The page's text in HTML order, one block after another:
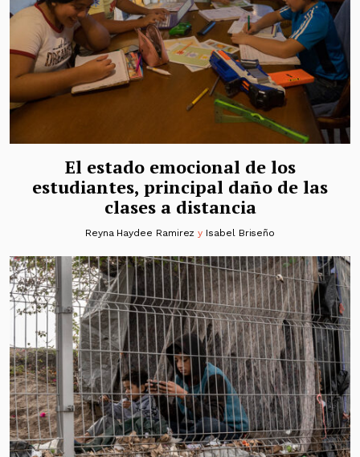
El estado emocional de los
estudiantes, principal daño de las
clases a distancia
Reyna Haydee Ramirez y Isabel Briseño